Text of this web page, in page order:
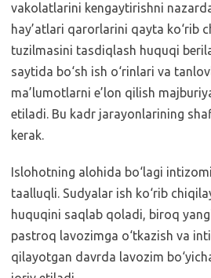
vakolatlarini kengaytirishni
hay’atlari qarorlarini qayta ko‘rib
tuzilmasini tasdiqlash huquqi
saytida bo‘sh ish o‘rinlari va
ma’lumotlarni e’lon qilish
etiladi. Bu kadr jarayonlarining
kerak.
Islohotning alohida bo‘lagi
taalluqli. Sudyalar ish ko‘rib
huquqini saqlab qoladi, biroq
pastroq lavozimga o‘tkazish va
qilayotgan davrda lavozim